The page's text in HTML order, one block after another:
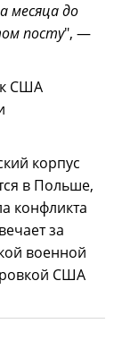
месяца до
посту", —
США
корпус
в Польше,
конфликта
за
военной
США